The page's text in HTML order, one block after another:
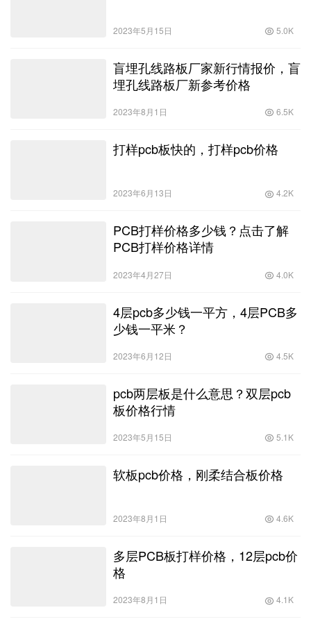
2023年5月15日 5.0K
盲埋孔线路板厂家新行情报价，盲
埋孔线路板厂新参考价格
2023年8月1日 6.5K
打样pcb板快的，打样pcb价格
2023年6月13日 4.2K
PCB打样价格多少钱？点击了解
PCB打样价格详情
2023年4月27日 4.0K
4层pcb多少钱一平方，4层PCB多
少钱一平米？
2023年6月12日 4.5K
pcb两层板是什么意思？双层pcb
板价格行情
2023年5月15日 5.1K
软板pcb价格，刚柔结合板价格
2023年8月1日 4.6K
多层PCB板打样价格，12层pcb价
格
2023年8月1日 4.1K